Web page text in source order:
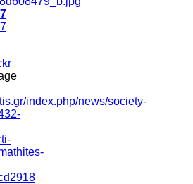
index.php/news/society-